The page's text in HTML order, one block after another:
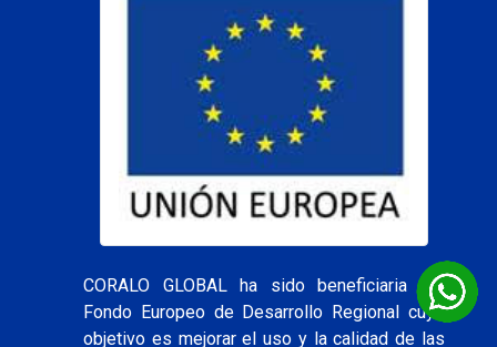
CORALO GLOBAL ha sido beneficiaria del
Fondo Europeo de Desarrollo Regional cuyo
objetivo es mejorar el uso y la calidad de las